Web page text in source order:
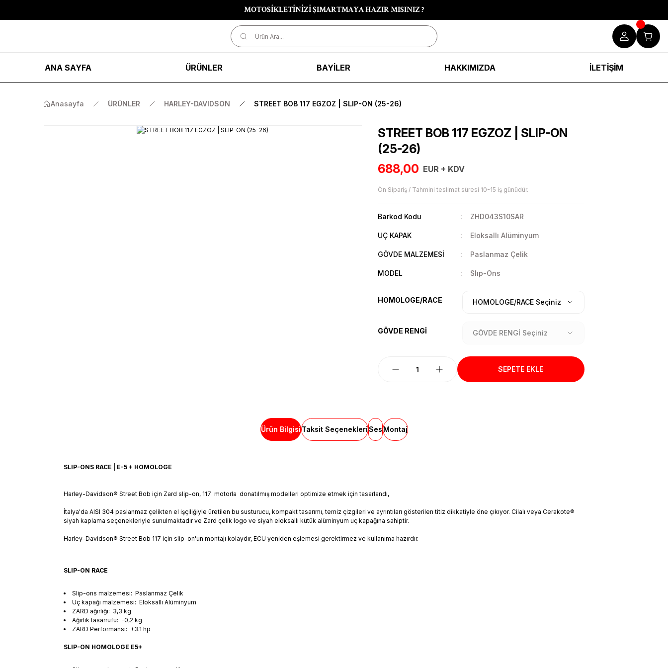
MOTOSİKLETİNİZİ ŞIMARTMAYA HAZIR MISINIZ ?
ANA SAYFA ÜRÜNLER BAYİLER HAKKIMIZDA İLETİŞİM
Anasayfa ÜRÜNLER HARLEY-DAVIDSON STREET BOB 117 EGZOZ | SLIP-ON (25-26)
STREET BOB 117 EGZOZ | SLIP-ON
(25-26)
688,00 EUR + KDV
Ön Sipariş / Tahmini teslimat süresi 10-15 iş günüdür.
Barkod Kodu ZHD043S10SAR
UÇ KAPAK Eloksallı Alüminyum
GÖVDE MALZEMESİ Paslanmaz Çelik
MODEL Slıp-Ons
HOMOLOGE/RACE
GÖVDE RENGİ
SEPETE EKLE
Ürün BilgisiTaksit SeçenekleriSesMontaj
SLIP-ONS RACE | E-5 + HOMOLOGE
Harley-Davidson® Street Bob için Zard slip-on, 117 motorla donatılmış modelleri optimize etmek için tasarlandı,
İtalya'da AISI 304 paslanmaz çelikten el işçiliğiyle üretilen bu susturucu, kompakt tasarımı, temiz çizgileri ve ayrıntıları gösterilen titiz dikkatiyle öne çıkıyor. Cilalı veya Cerakote®
siyah kaplama seçenekleriyle sunulmaktadır ve Zard çelik logo ve siyah eloksallı kütük alüminyum uç kapağına sahiptir.
Harley-Davidson® Street Bob 117 için slip-on'un montajı kolaydır, ECU yeniden eşlemesi gerektirmez ve kullanıma hazırdır.
SLIP-ON RACE
Slip-ons malzemesi: Paslanmaz Çelik
Uç kapağı malzemesi: Eloksallı Alüminyum
ZARD ağırlığı: 3,3 kg
Ağırlık tasarrufu: -0,2 kg
ZARD Performansı: +3.1 hp
SLIP-ON HOMOLOGE E5+